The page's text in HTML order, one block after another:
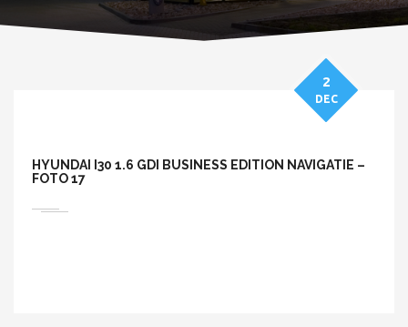
HYUNDAI I30 1.6 GDI BUSINESS EDITION NAVIGATIE –
FOTO 17
2
DEC